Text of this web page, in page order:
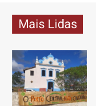
Mais Lidas